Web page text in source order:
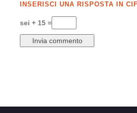
INSERISCI UNA RISPOSTA IN
sei + 15 =